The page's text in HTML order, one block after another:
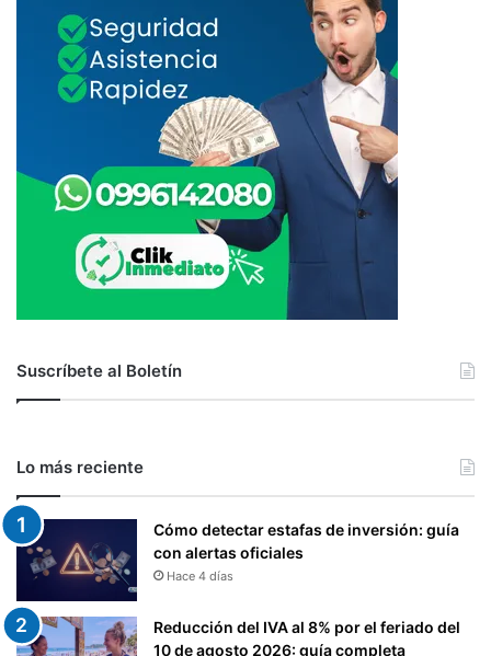
Suscríbete al Boletín
Lo más reciente
Cómo detectar estafas de inversión: guía
con alertas oficiales
Hace 4 días
Reducción del IVA al 8% por el feriado del
10 de agosto 2026: guía completa